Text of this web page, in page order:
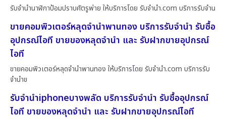
รับจำนำนาฬิกาป้อมปราบศัตรูพ่าย ให้บริการโดย รับจํานํา.com บริการรับจำน
ขายคอมพิวเตอร์หลุดจำนำพานทอง บริการรับจำนำ รับซื้อ
อุปกรณ์ไอที ขายของหลุดจำนำ และ รับฝากขายอุปกรณ์
ไอที
ขายคอมพิวเตอร์หลุดจำนำพานทอง ให้บริการโดย รับจํานํา.com บริการรับ
จำนำข
รับจำนำiphoneบางพลัด บริการรับจำนำ รับซื้ออุปกรณ์
ไอที ขายของหลุดจำนำ และ รับฝากขายอุปกรณ์ไอที